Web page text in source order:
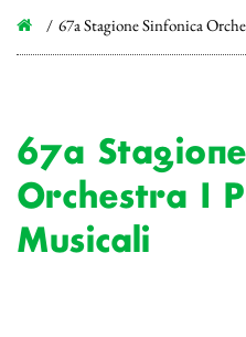
67a Stagione Sinfonica
67a
Orchestra I
Musicali